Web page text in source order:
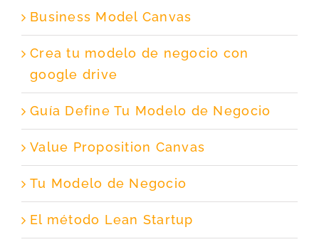
Business Model Canvas
Crea tu modelo de negocio con
google drive
Guía Define Tu Modelo de Negocio
Value Proposition Canvas
Tu Modelo de Negocio
El método Lean Startup